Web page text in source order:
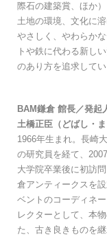
際石の建築賞、ほか
土地の環境、文化に
やさしく、やわらか
トや鉄に代わる新し
のあり方を追求してい
​BAM鎌倉 館長／発起
土橋正臣（どばし・ま
1966年生まれ。長崎
の研究員を経て、
大学院卒業後に初訪
倉アンティークスを
ベントのコーディネ
レクターとして、本
た、古き良きものを